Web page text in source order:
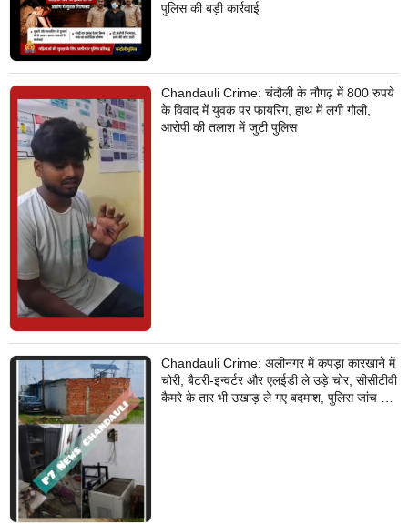
पुलिस की बड़ी कार्रवाई
Chandauli Crime: चंदौली के नौगढ़ में 800 रुपये
के विवाद में युवक पर फायरिंग, हाथ में लगी गोली,
आरोपी की तलाश में जुटी पुलिस
Chandauli Crime: अलीनगर में कपड़ा कारखाने में
चोरी, बैटरी-इन्वर्टर और एलईडी ले उड़े चोर, सीसीटीवी
कैमरे के तार भी उखाड़ ले गए बदमाश, पुलिस जांच में